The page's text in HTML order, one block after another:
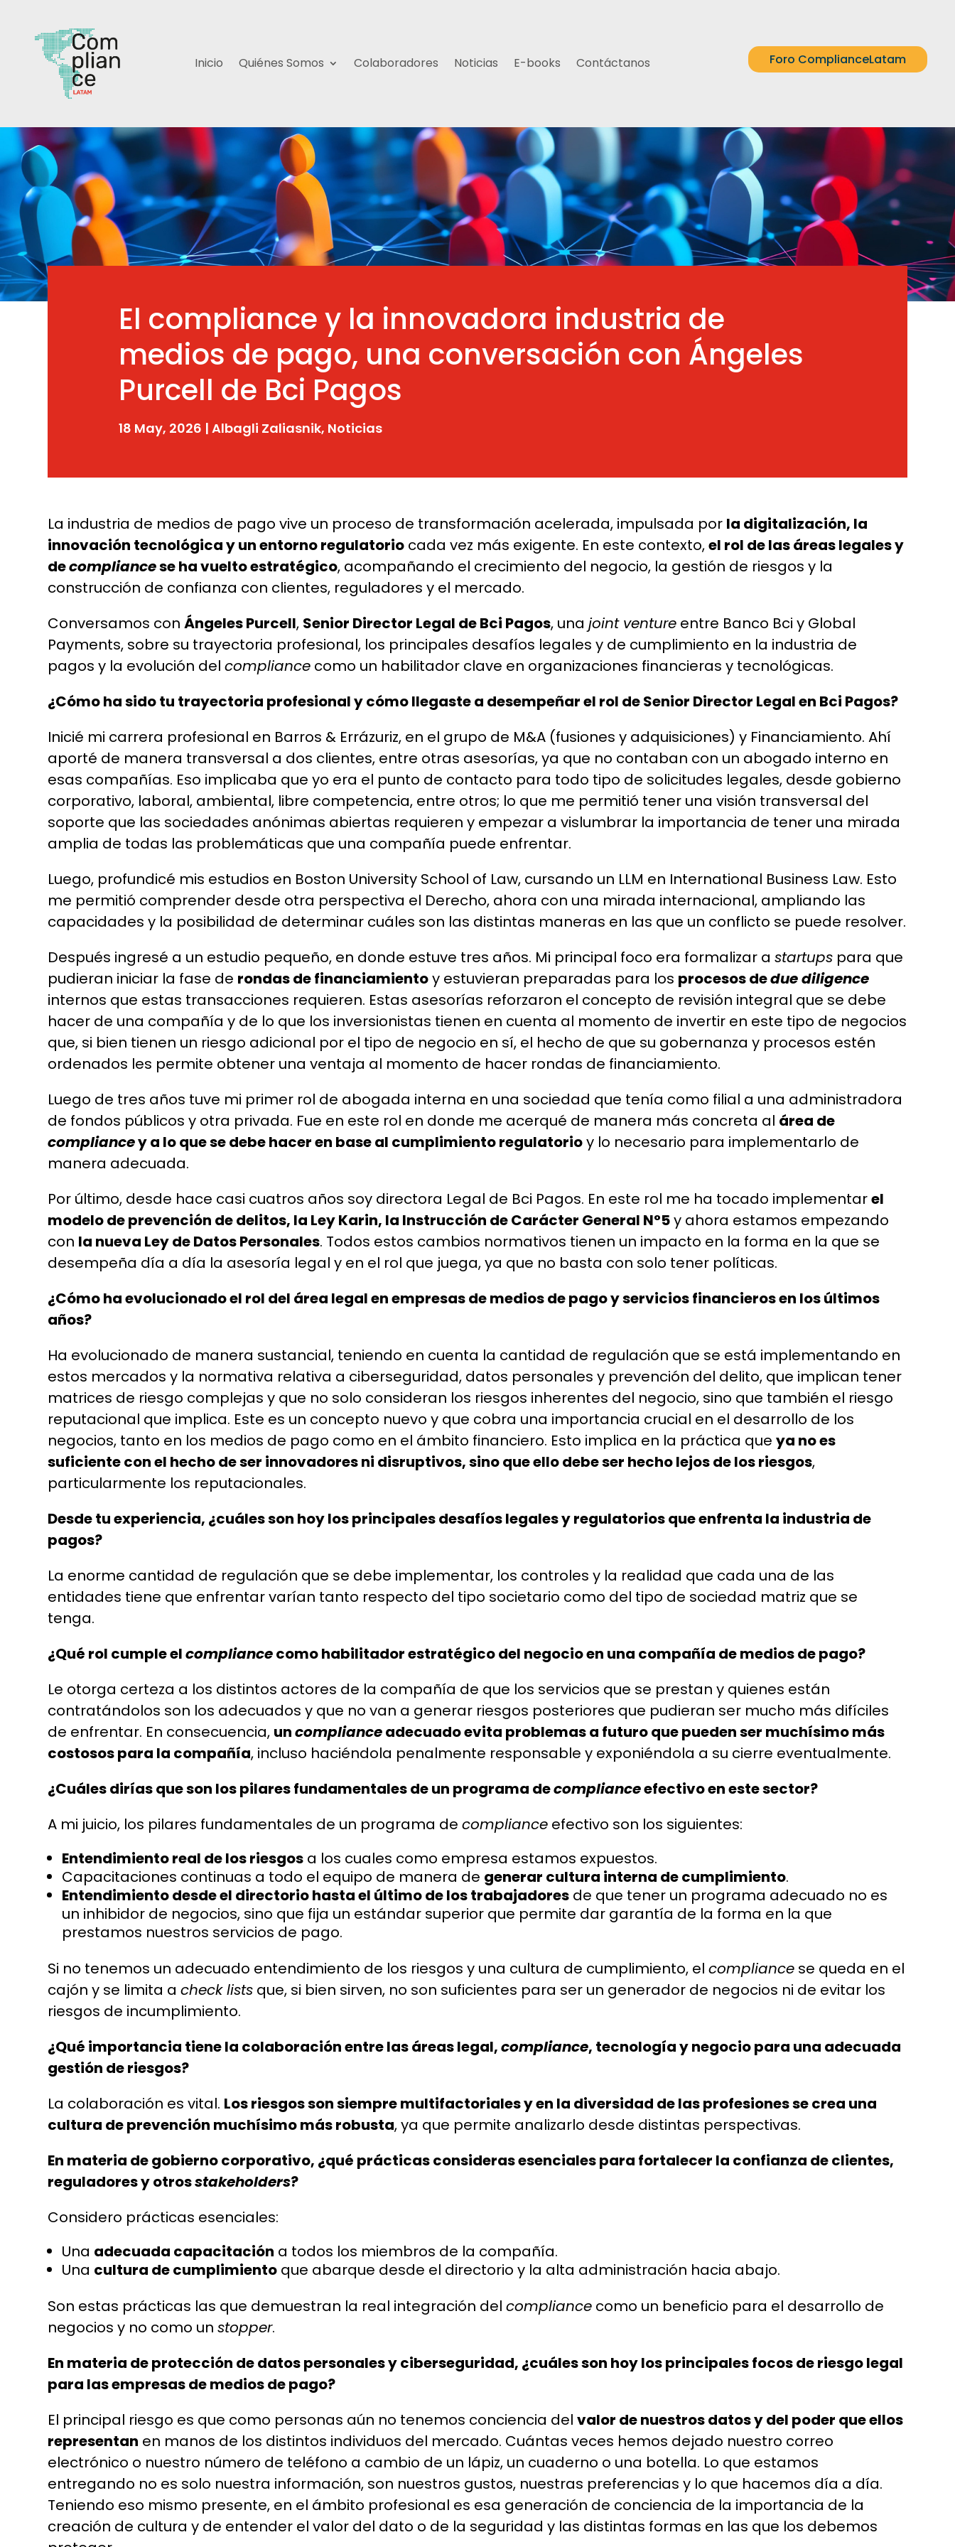
Inicio Quiénes Somos Colaboradores Noticias E-books Contáctanos Foro ComplianceLatam
El compliance y la innovadora industria de
medios de pago, una conversación con Ángeles
Purcell de Bci Pagos
18 May, 2026 |Albagli Zaliasnik, Noticias
La industria de medios de pago vive un proceso de transformación acelerada, impulsada por la digitalización, la
innovación tecnológica y un entorno regulatorio cada vez más exigente. En este contexto,el rol de las áreas legales y
decompliancese ha vuelto estratégico, acompañando el crecimiento del negocio, la gestión de riesgos y la
construcción de confianza con clientes, reguladores y el mercado.
Conversamos conÁngeles Purcell, Senior Director Legal de Bci Pagos, unajoint venture entre Banco Bci y Global
Payments, sobre su trayectoria profesional, los principales desafíos legales y de cumplimiento en la industria de
pagos y la evolución delcompliance como un habilitador clave en organizaciones financieras y tecnológicas.
¿Cómo ha sido tu trayectoria profesional y cómo llegaste a desempeñar el rol de Senior Director Legal en Bci Pagos?
Inicié mi carrera profesional en Barros & Errázuriz, en el grupo de M&A (fusiones y adquisiciones) y Financiamiento. Ahí
aporté de manera transversal a dos clientes, entre otras asesorías, ya que no contaban con un abogado interno en
esas compañías. Eso implicaba que yo era el punto de contacto para todo tipo de solicitudes legales, desde gobierno
corporativo, laboral, ambiental, libre competencia, entre otros; lo que me permitió tener una visión transversal del
soporte que las sociedades anónimas abiertas requieren y empezar a vislumbrar la importancia de tener una mirada
amplia de todas las problemáticas que una compañía puede enfrentar.
Luego, profundicé mis estudios en Boston University School of Law, cursando un LLM en International Business Law. Esto
me permitió comprender desde otra perspectiva el Derecho, ahora con una mirada internacional, ampliando las
capacidades y la posibilidad de determinar cuáles son las distintas maneras en las que un conflicto se puede resolver.
Después ingresé a un estudio pequeño, en donde estuve tres años. Mi principal foco era formalizar astartups para que
pudieran iniciar la fase de rondas de financiamientoy estuvieran preparadas para los procesos dedue diligence
internos que estas transacciones requieren. Estas asesorías reforzaron el concepto de revisión integral que se debe
hacer de una compañía y de lo que los inversionistas tienen en cuenta al momento de invertir en este tipo de negocios
que, si bien tienen un riesgo adicional por el tipo de negocio en sí, el hecho de que su gobernanza y procesos estén
ordenados les permite obtener una ventaja al momento de hacer rondas de financiamiento.
Luego de tres años tuve mi primer rol de abogada interna en una sociedad que tenía como filial a una administradora
de fondos públicos y otra privada. Fue en este rol en donde me acerqué de manera más concreta al área de
compliancey a lo que se debe hacer en base al cumplimiento regulatorioy lo necesario para implementarlo de
manera adecuada.
Por último, desde hace casi cuatros años soy directora Legal de Bci Pagos. En este rol me ha tocado implementarel
modelo de prevención de delitos, la Ley Karin, la Instrucción de Carácter General N°5y ahora estamos empezando
con la nueva Ley de Datos Personales. Todos estos cambios normativos tienen un impacto en la forma en la que se
desempeña día a día la asesoría legal y en el rol que juega, ya que no basta con solo tener políticas.
¿Cómo ha evolucionado el rol del área legal en empresas de medios de pago y servicios financieros en los últimos
años?
Ha evolucionado de manera sustancial, teniendo en cuenta la cantidad de regulación que se está implementando en
estos mercados y la normativa relativa a ciberseguridad, datos personales y prevención del delito, que implican tener
matrices de riesgo complejas y que no solo consideran los riesgos inherentes del negocio, sino que también el riesgo
reputacional que implica. Este es un concepto nuevo y que cobra una importancia crucial en el desarrollo de los
negocios, tanto en los medios de pago como en el ámbito financiero. Esto implica en la práctica queya no es
suficiente con el hecho de ser innovadores ni disruptivos, sino que ello debe ser hecho lejos de los riesgos,
particularmente los reputacionales.
Desde tu experiencia, ¿cuáles son hoy los principales desafíos legales y regulatorios que enfrenta la industria de
pagos?
La enorme cantidad de regulación que se debe implementar, los controles y la realidad que cada una de las
entidades tiene que enfrentar varían tanto respecto del tipo societario como del tipo de sociedad matriz que se
tenga.
¿Qué rol cumple elcompliancecomo habilitador estratégico del negocio en una compañía de medios de pago?
Le otorga certeza a los distintos actores de la compañía de que los servicios que se prestan y quienes están
contratándolos son los adecuados y que no van a generar riesgos posteriores que pudieran ser mucho más difíciles
de enfrentar. En consecuencia, uncomplianceadecuado evita problemas a futuro que pueden ser muchísimo más
costosos para la compañía, incluso haciéndola penalmente responsable y exponiéndola a su cierre eventualmente.
¿Cuáles dirías que son los pilares fundamentales de un programa decomplianceefectivo en este sector?
A mi juicio, los pilares fundamentales de un programa decompliance efectivo son los siguientes:
Entendimiento real de los riesgos a los cuales como empresa estamos expuestos.
Capacitaciones continuas a todo el equipo de manera de generar cultura interna de cumplimiento.
Entendimiento desde el directorio hasta el último de los trabajadores de que tener un programa adecuado no es
un inhibidor de negocios, sino que fija un estándar superior que permite dar garantía de la forma en la que
prestamos nuestros servicios de pago.
Si no tenemos un adecuado entendimiento de los riesgos y una cultura de cumplimiento, elcompliance se queda en el
cajón y se limita acheck lists que, si bien sirven, no son suficientes para ser un generador de negocios ni de evitar los
riesgos de incumplimiento.
¿Qué importancia tiene la colaboración entre las áreas legal,compliance, tecnología y negocio para una adecuada
gestión de riesgos?
La colaboración es vital. Los riesgos son siempre multifactoriales y en la diversidad de las profesiones se crea una
cultura de prevención muchísimo más robusta, ya que permite analizarlo desde distintas perspectivas.
En materia de gobierno corporativo, ¿qué prácticas consideras esenciales para fortalecer la confianza de clientes,
reguladores y otrosstakeholders?
Considero prácticas esenciales:
Una adecuada capacitación a todos los miembros de la compañía.
Una cultura de cumplimiento que abarque desde el directorio y la alta administración hacia abajo.
Son estas prácticas las que demuestran la real integración delcompliance como un beneficio para el desarrollo de
negocios y no como unstopper.
En materia de protección de datos personales y ciberseguridad, ¿cuáles son hoy los principales focos de riesgo legal
para las empresas de medios de pago?
El principal riesgo es que como personas aún no tenemos conciencia delvalor de nuestros datos y del poder que ellos
representan en manos de los distintos individuos del mercado. Cuántas veces hemos dejado nuestro correo
electrónico o nuestro número de teléfono a cambio de un lápiz, un cuaderno o una botella. Lo que estamos
entregando no es solo nuestra información, son nuestros gustos, nuestras preferencias y lo que hacemos día a día.
Teniendo eso mismo presente, en el ámbito profesional es esa generación de conciencia de la importancia de la
creación de cultura y de entender el valor del dato o de la seguridad y las distintas formas en las que los debemos